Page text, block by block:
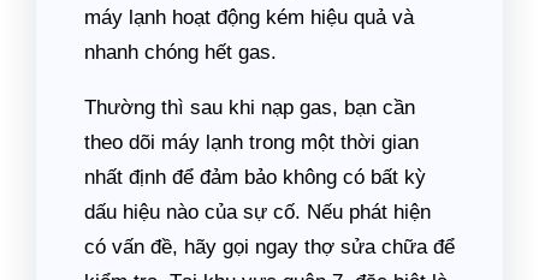
máy lạnh hoạt động kém hiệu quả và
nhanh chóng hết gas.
Thường thì sau khi nạp gas, bạn cần
theo dõi máy lạnh trong một thời gian
nhất định để đảm bảo không có bất kỳ
dấu hiệu nào của sự cố. Nếu phát hiện
có vấn đề, hãy gọi ngay thợ sửa chữa để